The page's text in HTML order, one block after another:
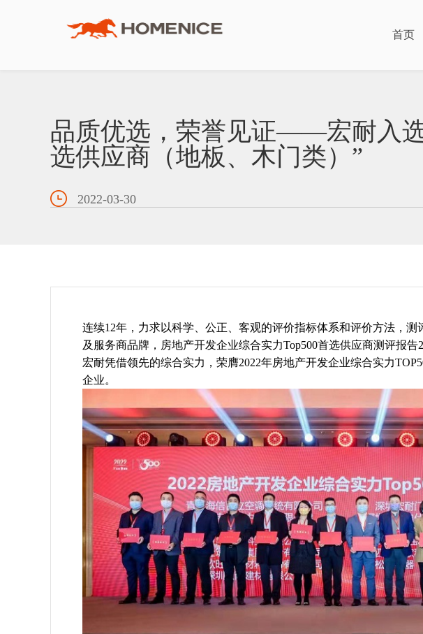
首页
人才招聘
品牌资讯
地墙门一体化
工程案例
战略合作伙伴
工程合作
意见反馈
下载中心
品质优选，荣誉见证——宏耐入选
选供应商（地板、木门类）”
2022-03-30
连续12年，力求以科学、公正、客观的评价指标体系和评价方法，
及服务商品牌，房地产开发企业综合实力Top500首选供应商测评报告
宏耐凭借领先的综合实力，荣膺2022年房地产开发企业综合实力
企业。